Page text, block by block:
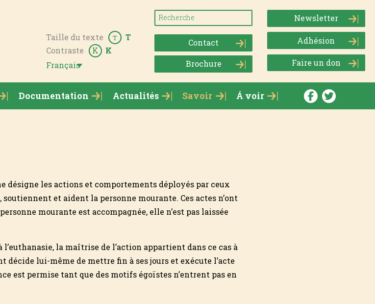
Français
Contraste K K
Taille du texte T T
Contact
Brochure
Newsletter
Adhésion
Faire un don
Documentation Actualités Savoir Á voir
désigne les actions et comportements déployés par ceux
et aident la personne mourante. Ces actes n’ont
mourante est accompagnée, elle n’est pas laissée
la maîtrise de l’action appartient dans ce cas à
décide lui-même de mettre fin à ses jours et exécute l’acte
est permise tant que des motifs égoïstes n’entrent pas en